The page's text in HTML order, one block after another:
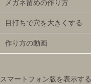
メガネ留めの作り方
目打ちで穴を大きくする
作り方の動画
スマートフォン版を表示する